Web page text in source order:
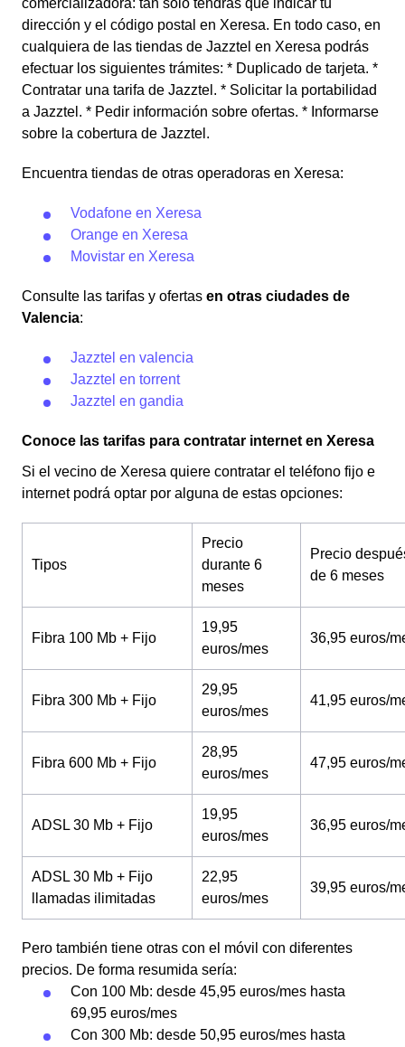
comercializadora: tan solo tendrás que indicar tu
dirección y el código postal en Xeresa. En todo caso, en
cualquiera de las tiendas de Jazztel en Xeresa podrás
efectuar los siguientes trámites: * Duplicado de tarjeta. *
Contratar una tarifa de Jazztel. * Solicitar la portabilidad
a Jazztel. * Pedir información sobre ofertas. * Informarse
sobre la cobertura de Jazztel.
Encuentra tiendas de otras operadoras en Xeresa:
Vodafone en Xeresa
Orange en Xeresa
Movistar en Xeresa
Consulte las tarifas y ofertas en otras ciudades de
Valencia:
Jazztel en valencia
Jazztel en torrent
Jazztel en gandia
Conoce las tarifas para contratar internet en Xeresa
Si el vecino de Xeresa quiere contratar el teléfono fijo e
internet podrá optar por alguna de estas opciones:
Tipos
Precio
durante 6
meses
Precio
de 6 meses
Fibra 100 Mb + Fijo
19,95
euros/mes
36,95 euros/
Fibra 300 Mb + Fijo
29,95
euros/mes
41,95 euros/
Fibra 600 Mb + Fijo
28,95
euros/mes
47,95 euros/
ADSL 30 Mb + Fijo
19,95
euros/mes
36,95 euros/
ADSL 30 Mb + Fijo
llamadas ilimitadas
22,95
euros/mes
39,95 euros/
Pero también tiene otras con el móvil con diferentes
precios. De forma resumida sería:
Con 100 Mb: desde 45,95 euros/mes hasta
69,95 euros/mes
Con 300 Mb: desde 50,95 euros/mes hasta